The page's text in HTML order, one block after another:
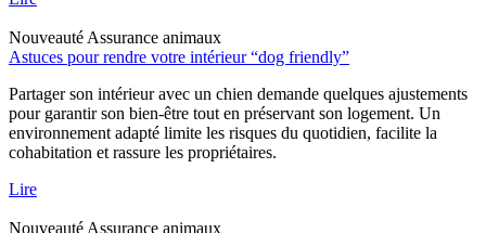
Nouveauté Assurance animaux
Astuces pour rendre votre intérieur “dog friendly”
Partager son intérieur avec un chien demande quelques ajustements
pour garantir son bien-être tout en préservant son logement. Un
environnement adapté limite les risques du quotidien, facilite la
cohabitation et rassure les propriétaires.
Lire
Nouveauté Assurance animaux